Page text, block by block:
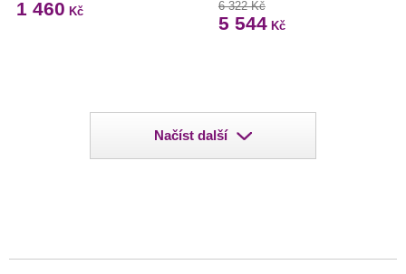
1 460 Kč 6 322 Kč
5 544Kč
Načíst další